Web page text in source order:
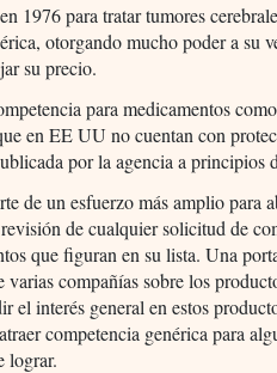
1976 para tratar tumores
otorgando mucho poder a su
su precio.
para medicamentos
en EE UU no cuentan con
por la agencia a principios
de un esfuerzo más amplio para
de cualquier solicitud de
que figuran en su lista. Una
varias compañías sobre los
el interés general en estos
competencia genérica para
lograr.